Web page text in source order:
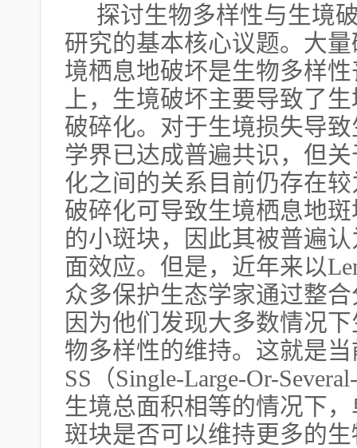
探讨生物多样性与生境
研究的基本核心议题。大
境栖息地破坏是生物多样
上，生境破坏主要导致了
破碎化。对于生境损失导
学界已达成普遍共识，但
化之间的关系目前仍存在
破碎化可导致生境栖息地
的小斑块，因此其被普遍
面效应。但是，近年来以
众多保护生态学家通过整
因为他们发现大多数情况
物多样性的维持。这就是
SS（Single-Large-Or-
生境总面积相等的情况下
斑块是否可以维持更多的